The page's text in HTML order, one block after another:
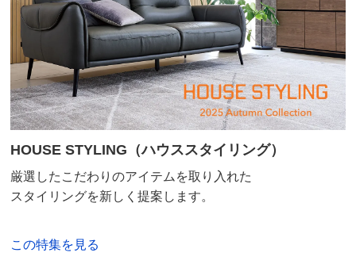
商品番号 900-H950-27
商品名・特徴
≪約50cm×270cm≫抗菌防臭加工ドット柄 キッチン
マット
価格 ¥18,040税込 ¥16,400 税抜
別
基本配送料：¥ 880
※お届け先が同じであれば複数個ご購入いただいても¥880です。
［すべてのサイズに共通］
モダンで素敵です。素足で乗ってもチクチクせずふかふ
か。色も茶色がすこーしだけ実物は濃い気がしますがほ
ぼ写真通りだと思います。
前もディノスさんのりんご柄のマットを使っていたり可
愛い感じのものを選びがちなので、いつもとは違うテイ
ストのものにしましたが、ちょっと我が家のキッチンに
とかでなくキッチンでりんご柄より気持ちが上がらない
という個人的事情で★３です。
HOUSE STYLING（ハウススタイリング）
厳選したこだわりのアイテムを取り入れた
スタイリングを新しく提案します。
この特集を見る